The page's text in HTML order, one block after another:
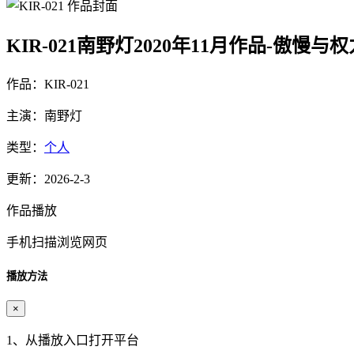
KIR-021南野灯2020年11月作品-傲慢与权
作品：KIR-021
主演：南野灯
类型： 个人
更新：2026-2-3
作品播放
手机扫描浏览网页
播放方法
×
1、从播放入口打开平台